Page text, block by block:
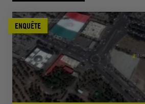
ENQUÊTE